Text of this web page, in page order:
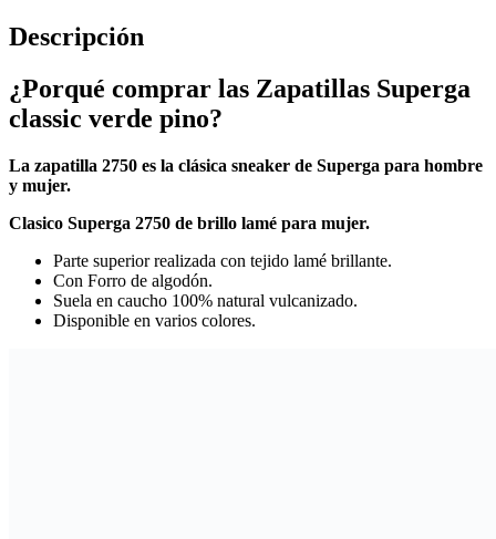
Descripción
¿Porqué comprar las Zapatillas Superga
classic verde pino?
La zapatilla 2750 es la clásica sneaker de Superga para hombre
y mujer.
Clasico Superga 2750 de brillo lamé para mujer.
Parte superior realizada con tejido lamé brillante.
Con Forro de algodón.
Suela en caucho 100% natural vulcanizado.
Disponible en varios colores.